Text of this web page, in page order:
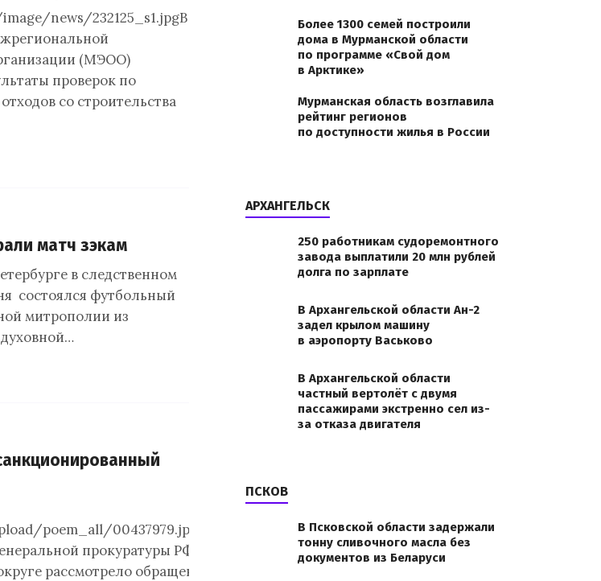
news/232125_s1.jpgВ
(МЭОО)
проверок по
со строительства
матч зэкам
в следственном
состоялся футбольный
митрополии из
poem_all/00437979.jpegВ
прокуратуры РФ в
рассмотрело обращение
Более 1300 семей построили
дома в Мурманской области
по программе «Свой дом
в Арктике»
Мурманская область возглавила
рейтинг регионов
по доступности жилья в России
АРХАНГЕЛЬСК
250 работникам судоремонтного
завода выплатили 20 млн рублей
долга по зарплате
В Архангельской области Ан-2
задел крылом машину
в аэропорту Васьково
В Архангельской области
частный вертолёт с двумя
пассажирами экстренно сел из-
за отказа двигателя
ПСКОВ
В Псковской области задержали
тонну сливочного масла без
документов из Беларуси